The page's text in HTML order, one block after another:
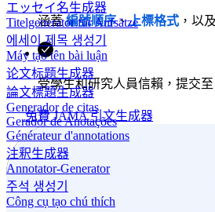
エッセイ名生成器
Titelgenerator für Aufsätze
에세이 제목 생성기
Máy tạo tên bài luận
论文标题生成器
論文標題生成器
Generador de citas
Gerador de Anotações
Générateur d'annotations
注釈生成器
Annotator-Generator
주석 생성기
Công cụ tạo chú thích
涵蓋編號順序、上標格式 ，以
受學生和研究人員信賴，提交至
免費 JAMA 引文生成器